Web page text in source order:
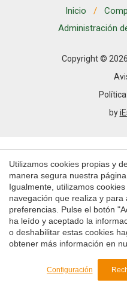
Inicio
Administración
Copyright ©
by
Utilizamos cookies propias y
manera segura nuestra
Igualmente, utilizamos
navegación que realiza y
preferencias. Pulse el botón
ha leído y aceptado la
o deshabilitar estas cookies
obtener más información en
Configuración
Analíticas y
Permiten realizar el
utiliza en la medición de la
elaboración de perfiles de
el fin de introducir mejoras
datos de uso que hacen
guardar la información de
mejor experiencia a
Estas cookies son
sobre las preferencias y
a través de la observación
navegación. Gracias a
de navegación en el sitio
relacionada con el perfil
Guardar